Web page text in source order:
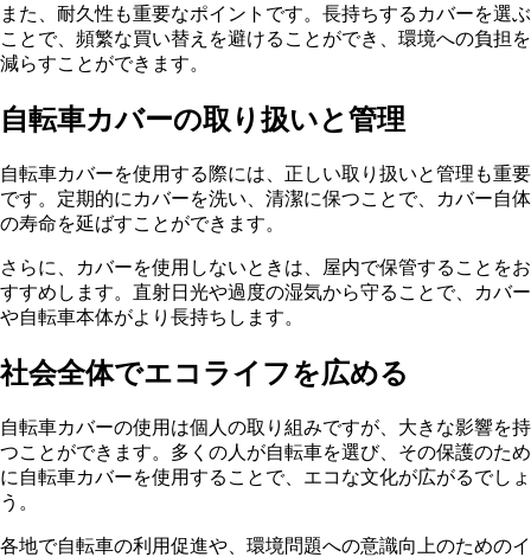
また、耐久性も重要なポイントです。長持ちするカバーを選ぶ
ことで、頻繁な買い替えを避けることができ、環境への負担を
減らすことができます。
自転車カバーの取り扱いと管理
自転車カバーを使用する際には、正しい取り扱いと管理も重要
です。定期的にカバーを洗い、清潔に保つことで、カバー自体
の寿命を延ばすことができます。
さらに、カバーを使用しないときは、屋内で保管することをお
すすめします。直射日光や過度の湿気から守ることで、カバー
や自転車本体がより長持ちします。
社会全体でエコライフを広める
自転車カバーの使用は個人の取り組みですが、大きな影響を持
つことができます。多くの人が自転車を選び、その保護のため
に自転車カバーを使用することで、エコな文化が広がるでしょ
う。
各地で自転車の利用促進や、環境問題への意識向上のためのイ